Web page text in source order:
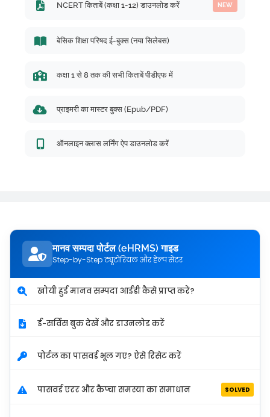
NCERT किताबें (कक्षा 1-12) डाउनलोड करें NEW
बेसिक शिक्षा परिषद ई-बुक्स (नया सिलेबस)
कक्षा 1 से 8 तक की सभी किताबें पीडीएफ में
प्राइमरी का मास्टर बुक्स (Epub/PDF)
ऑनलाइन क्लास लर्निंग ऐप डाउनलोड करें
मानव सम्पदा पोर्टल (eHRMS) गाइड
Step-by-Step ट्यूटोरियल और हेल्प सेंटर
खोयी हुई मानव सम्पदा आईडी कैसे प्राप्त करें?
ई-सर्विस बुक देखें और डाउनलोड करें
पोर्टल का पासवर्ड भूल गए? ऐसे रिसेट करें
पासवर्ड एरर और कैप्चा समस्या का समाधान SOLVED